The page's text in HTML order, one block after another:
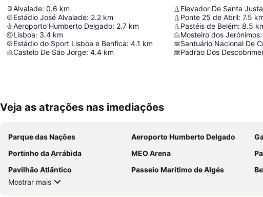
Alvalade: 0.6 km
Estádio José Alvalade: 2.2 km
Aeroporto Humberto Delgado: 2.7 km
Lisboa: 3.4 km
Estádio do Sport Lisboa e Benfica: 4.1 km
Castelo De São Jorge: 4.4 km
Elevador De Santa Justa
Ponte 25 de Abril: 7.5
Pastéis de Belém: 8.5
Mosteiro dos Jerónimos:
Santuário Nacional De
Padrão Dos
Veja as atrações nas imediações
Parque das Nações Aeroporto Humberto Delgado
Portinho da Arrábida
MEO Arena
Pavilhão Atlântico
Passeio Marítimo de Algés
Mostrar mais